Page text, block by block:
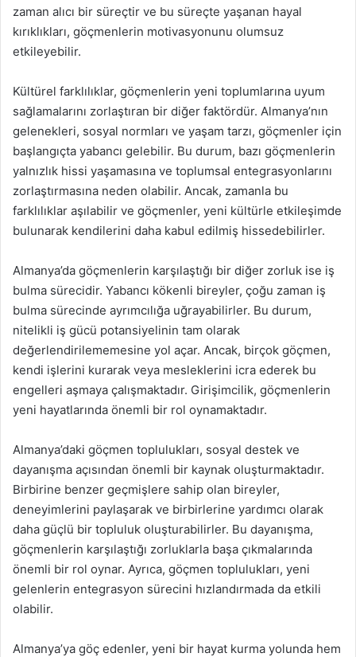
zaman alıcı bir süreçtir ve bu süreçte yaşanan hayal
kırıklıkları, göçmenlerin motivasyonunu olumsuz
etkileyebilir.
Kültürel farklılıklar, göçmenlerin yeni toplumlarına uyum
sağlamalarını zorlaştıran bir diğer faktördür. Almanya’nın
gelenekleri, sosyal normları ve yaşam tarzı, göçmenler için
başlangıçta yabancı gelebilir. Bu durum, bazı göçmenlerin
yalnızlık hissi yaşamasına ve toplumsal entegrasyonlarını
zorlaştırmasına neden olabilir. Ancak, zamanla bu
farklılıklar aşılabilir ve göçmenler, yeni kültürle etkileşimde
bulunarak kendilerini daha kabul edilmiş hissedebilirler.
Almanya’da göçmenlerin karşılaştığı bir diğer zorluk ise iş
bulma sürecidir. Yabancı kökenli bireyler, çoğu zaman iş
bulma sürecinde ayrımcılığa uğrayabilirler. Bu durum,
nitelikli iş gücü potansiyelinin tam olarak
değerlendirilememesine yol açar. Ancak, birçok göçmen,
kendi işlerini kurarak veya mesleklerini icra ederek bu
engelleri aşmaya çalışmaktadır. Girişimcilik, göçmenlerin
yeni hayatlarında önemli bir rol oynamaktadır.
Almanya’daki göçmen toplulukları, sosyal destek ve
dayanışma açısından önemli bir kaynak oluşturmaktadır.
Birbirine benzer geçmişlere sahip olan bireyler,
deneyimlerini paylaşarak ve birbirlerine yardımcı olarak
daha güçlü bir topluluk oluşturabilirler. Bu dayanışma,
göçmenlerin karşılaştığı zorluklarla başa çıkmalarında
önemli bir rol oynar. Ayrıca, göçmen toplulukları, yeni
gelenlerin entegrasyon sürecini hızlandırmada da etkili
olabilir.
Almanya’ya göç edenler, yeni bir hayat kurma yolunda hem